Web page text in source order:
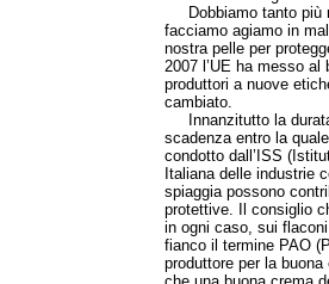
Dobbiamo tanto più
facciamo agiamo in
nostra pelle per
2007 l’UE ha messo
produttori a nuove
cambiato.
Innanzitutto la durata
scadenza entro la
condotto dall’ISS
Italiana delle industrie
spiaggia possono
protettive. Il consiglio
in ogni caso, sui
fianco il termine PAO
produttore per la